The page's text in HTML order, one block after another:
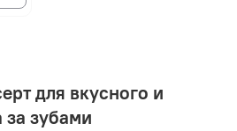
для вкусного и
зубами